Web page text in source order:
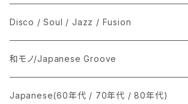
シングル盤
あ行
か行
LP
CD
Disco / Soul / Jazz / Fusion
シングル盤
A
12インチ・シングル
和モノ/Japanese Groove
シングル盤
Japanese(60年代 / 70年代 / 80年代)